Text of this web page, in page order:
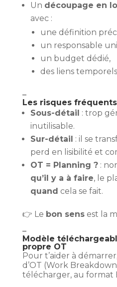
Un découpage en
avec :
une définition
un responsable
un budget dédié,
des liens
–
Les risques
Sous-détail : trop
inutilisable.
Sur-détail : il se
perd en lisibilité et
OT = Planning ?:
qu’il y a à faire, le
quand cela se fait.
👉 Le bon sensest la
–
Modèle
propre OT
Pour t’aider à
d’OT (Work
télécharger, au format